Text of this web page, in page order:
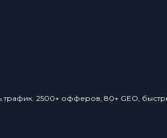
трафик. 2500+ офферов, 80+ GEO,